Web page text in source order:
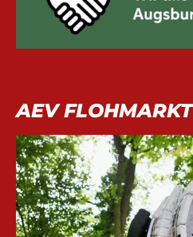
AEV FLOHMARKT